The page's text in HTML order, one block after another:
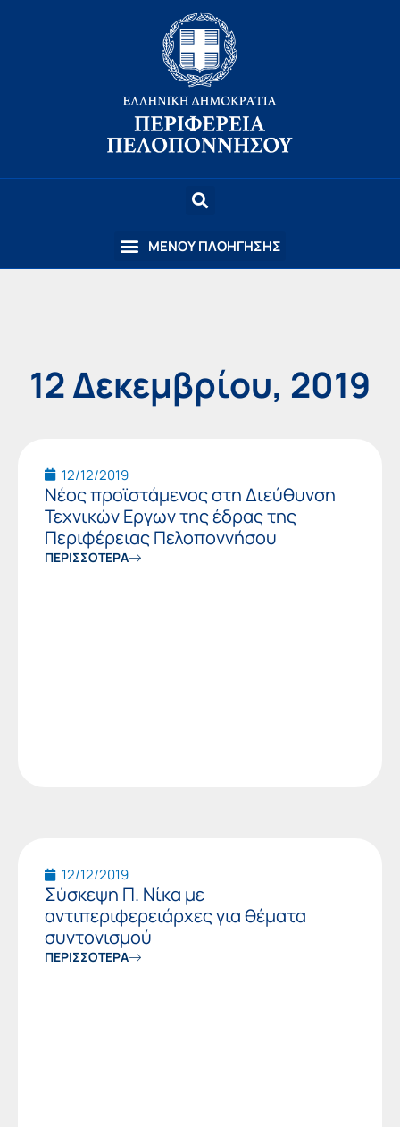
12 Δεκεμβρίου, 2019
12/12/2019
Νέος προϊστάμενος στη Διεύθυνση
Τεχνικών Εργων της έδρας της
Περιφέρειας Πελοποννήσου
ΠΕΡΙΣΣΟΤΕΡΑ
12/12/2019
Σύσκεψη Π. Νίκα με
αντιπεριφερειάρχες για θέματα
συντονισμού
ΠΕΡΙΣΣΟΤΕΡΑ